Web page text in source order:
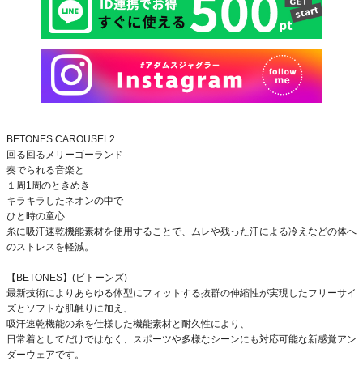
BETONES CAROUSEL2
回る回るメリーゴーランド
奏でられる音楽と
１周1周のときめき
キラキラしたネオンの中で
ひと時の童心
糸に吸汗速乾機能素材を使用することで、ムレや残った汗による冷えなどの体へ
のストレスを軽減。
【BETONES】(ビトーンズ)
最新技術によりあらゆる体型にフィットする抜群の伸縮性が実現したフリーサイ
ズとソフトな肌触りに加え、
吸汗速乾機能の糸を仕様した機能素材と耐久性により、
日常着としてだけではなく、スポーツや多様なシーンにも対応可能な新感覚アン
ダーウェアです。